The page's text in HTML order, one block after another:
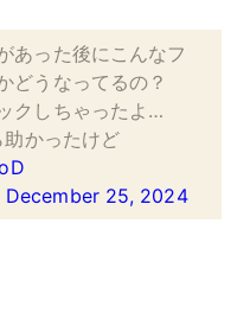
あった後にこんなフ
どうなってるの？
クしちゃったよ…
かったけど
December 25, 2024